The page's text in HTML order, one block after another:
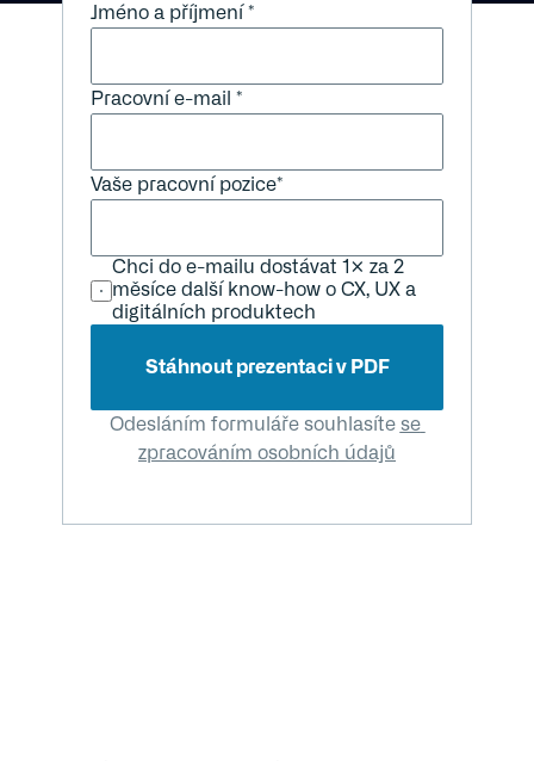
Jméno a příjmení *
Pracovní e-mail *
Vaše pracovní pozice*
Chci do e-mailu dostávat 1× za 2
měsíce další know-how o CX, UX a
digitálních produktech
Stáhnout prezentaci v PDF
Odesláním formuláře souhlasíte se
zpracováním osobních údajů